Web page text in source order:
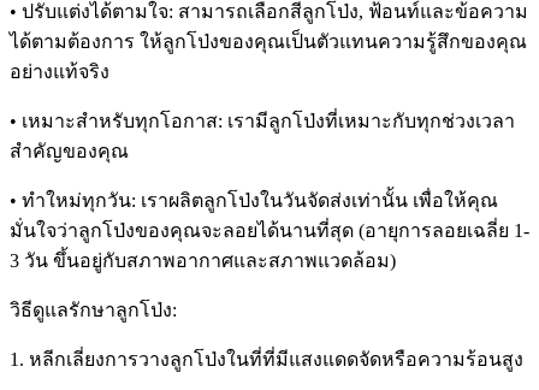
• ปรับแต่งได้ตามใจ: สามารถเลือกสีลูกโป่ง, ฟ้อนท์และข้อความ
ได้ตามต้องการ ให้ลูกโป่งของคุณเป็นตัวแทนความรู้สึกของคุณ
อย่างแท้จริง
• เหมาะสำหรับทุกโอกาส: เรามีลูกโป่งที่เหมาะกับทุกช่วงเวลา
สำคัญของคุณ
• ทำใหม่ทุกวัน: เราผลิตลูกโป่งในวันจัดส่งเท่านั้น เพื่อให้คุณ
มั่นใจว่าลูกโป่งของคุณจะลอยได้นานที่สุด (อายุการลอยเฉลี่ย 1-
3 วัน ขึ้นอยู่กับสภาพอากาศและสภาพแวดล้อม)
วิธีดูแลรักษาลูกโป่ง:
1. หลีกเลี่ยงการวางลูกโป่งในที่ที่มีแสงแดดจัดหรือความร้อนสูง